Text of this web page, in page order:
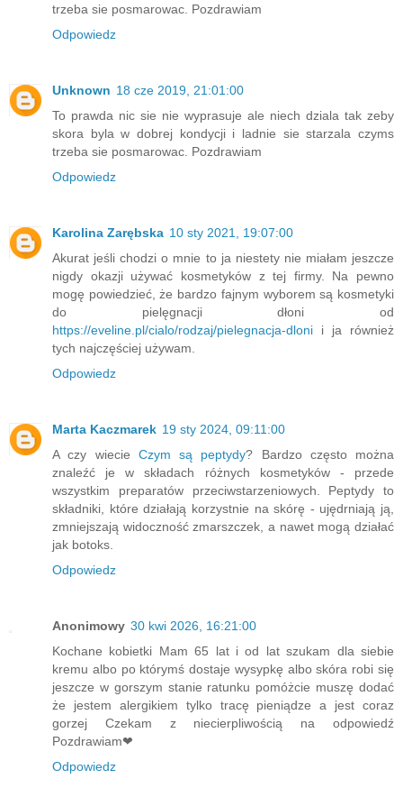
trzeba sie posmarowac. Pozdrawiam
Odpowiedz
Unknown 18 cze 2019, 21:01:00
To prawda nic sie nie wyprasuje ale niech dziala tak zeby
skora byla w dobrej kondycji i ladnie sie starzala czyms
trzeba sie posmarowac. Pozdrawiam
Odpowiedz
Karolina Zarębska 10 sty 2021, 19:07:00
Akurat jeśli chodzi o mnie to ja niestety nie miałam jeszcze
nigdy okazji używać kosmetyków z tej firmy. Na pewno
mogę powiedzieć, że bardzo fajnym wyborem są kosmetyki
do pielęgnacji dłoni od
https://eveline.pl/cialo/rodzaj/pielegnacja-dloni i ja również
tych najczęściej używam.
Odpowiedz
Marta Kaczmarek 19 sty 2024, 09:11:00
A czy wiecie Czym są peptydy? Bardzo często można
znaleźć je w składach różnych kosmetyków - przede
wszystkim preparatów przeciwstarzeniowych. Peptydy to
składniki, które działają korzystnie na skórę - ujędrniają ją,
zmniejszają widoczność zmarszczek, a nawet mogą działać
jak botoks.
Odpowiedz
Anonimowy 30 kwi 2026, 16:21:00
Kochane kobietki Mam 65 lat i od lat szukam dla siebie
kremu albo po którymś dostaje wysypkę albo skóra robi się
jeszcze w gorszym stanie ratunku pomóżcie muszę dodać
że jestem alergikiem tylko tracę pieniądze a jest coraz
gorzej Czekam z niecierpliwością na odpowiedź
Pozdrawiam❤
Odpowiedz